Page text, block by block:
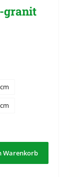
granit
benutze die Schaltflächen
Warenkorb